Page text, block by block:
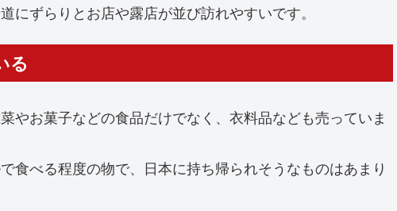
にずらりとお店や露店が並び訪れやすいです。
る
やお菓子などの食品だけでなく、衣料品なども売っていま
食べる程度の物で、日本に持ち帰られそうなものはあまり